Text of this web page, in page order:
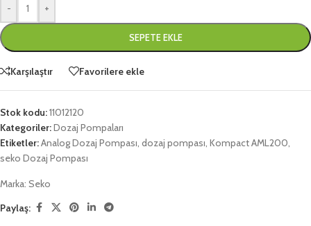
- +
SEPETE EKLE
Karşılaştır Favorilere ekle
Stok kodu:11012120
Kategoriler:Dozaj Pompaları
Etiketler:Analog Dozaj Pompası, dozaj pompası, Kompact AML200,
seko Dozaj Pompası
Marka: Seko
Paylaş: